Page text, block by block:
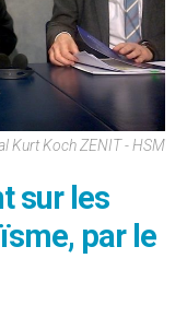
Kurt Koch ZENIT - HSM
sur les
par le